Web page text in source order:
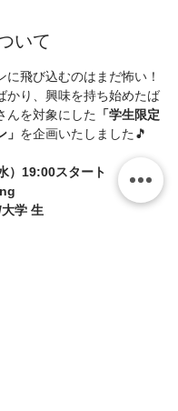
いて
に飛び込むのはまだ怖い！
かり、興味を持ち始めたば
んを対象にした
「学生限定
を企画いたしました🎵
）19:00スタート
学 生